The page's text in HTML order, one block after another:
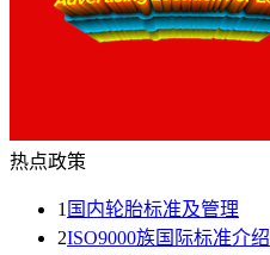
热点政策
1 国内轮胎标准及管理
2ISO9000族国际标准介绍